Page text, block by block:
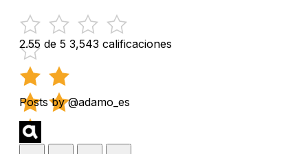
2.55 de 5 3,543 calificaciones
Posts by @adamo_es